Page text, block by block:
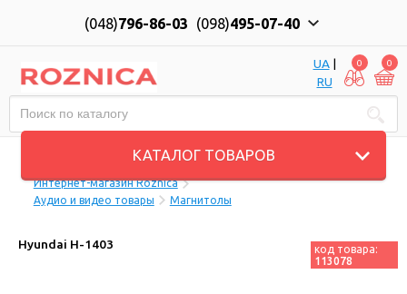
(048)796-86-03 (098)495-07-40
UA|
RU
0 0
КАТАЛОГ ТОВАРОВ
Интернет-магазин Roznica
Аудио и видео товары
Магнитолы
Hyundai H-1403
код товара:
113078